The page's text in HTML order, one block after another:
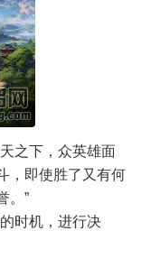
之下，众英雄面
，即使胜了又有何
。”
时机，进行决